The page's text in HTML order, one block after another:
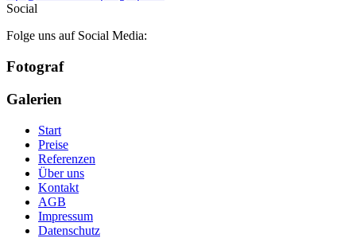
Social
Folge uns auf Social Media:
Fotograf
Galerien
Start
Preise
Referenzen
Über uns
Kontakt
AGB
Impressum
Datenschutz